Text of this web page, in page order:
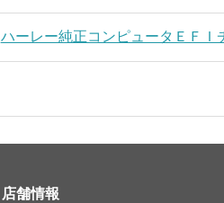
ハーレー純正コンピュータＥＦＩ
店舗情報